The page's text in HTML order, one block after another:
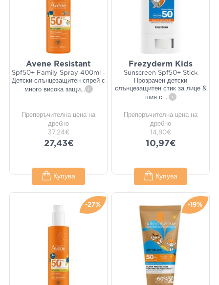
Avene Resistant
Spf50+ Family Spray 400ml -
Детски слънцезащитен спрей с
много висока защи... i
Препоръчителна цена на
дребно
37,24€
27,43€
Купува
Frezyderm Kids
Sunscreen Spf50+ Stick
Прозрачен детски
слънцезащитен стик за лице &
шия с ... i
Препоръчителна цена на
дребно
14,90€
10,97€
Купува
-27% -19%